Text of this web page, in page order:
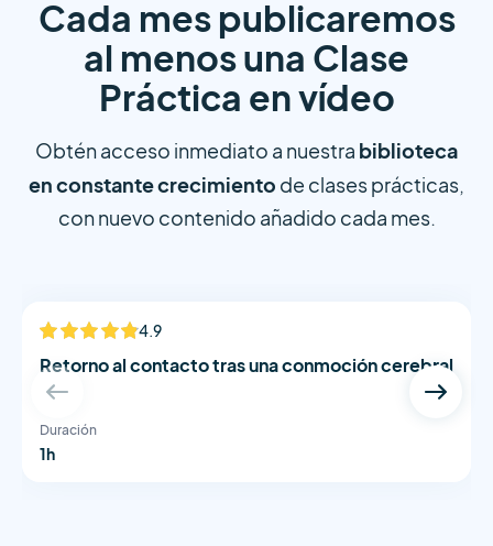
Cada mes publicaremos
al menos una Clase
Práctica en vídeo
Obtén acceso inmediato a nuestra biblioteca
en constante crecimiento de clases prácticas,
con nuevo contenido añadido cada mes.
NUEVO 4.9
Retorno al contacto tras una conmoción cerebral
Duración
1h